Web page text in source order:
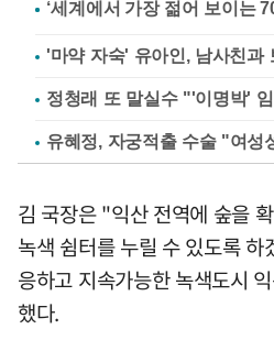
'마약 자숙' 유아인, 남사친과
정청래 또 말실수 "'이명박'
유혜정, 자궁적출 수술 "여
김 국장은 "익산 전역에 숲을
녹색 쉼터를 누릴 수 있도록
응하고 지속가능한 녹색도시
했다.